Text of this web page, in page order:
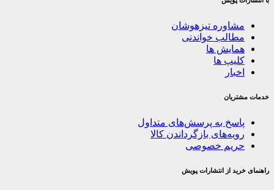
مشاوره تیزهوشان
مطالب خواندنی
همایش ها
کلیپ ها
اخبار
خدمات مشتریان
پاسخ به پرسش‌های متداول
رویه‌های بازگرداندن کالا
حریم خصوصی
راهنمای خرید از انتشارات پویش